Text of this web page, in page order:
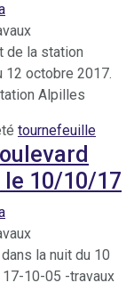
de la station
12 octobre 2017.
Alpilles
tournefeuille
le 10/10/17
la nuit du 10
17-10-05 -travaux